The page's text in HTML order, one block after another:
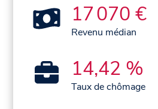
17 070 €
Revenu médian
14,42 %
Taux de chômage